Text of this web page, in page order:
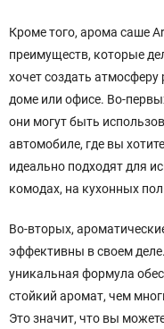
Кроме того, арома саше
преимуществ, которые
хочет создать
доме или офисе. Во-
они могут быть
автомобиле, где вы
идеально подходят для
комодах, на кухонных
Во-вторых,
эффективны в своем
уникальная формула
стойкий аромат, чем
Это значит, что вы